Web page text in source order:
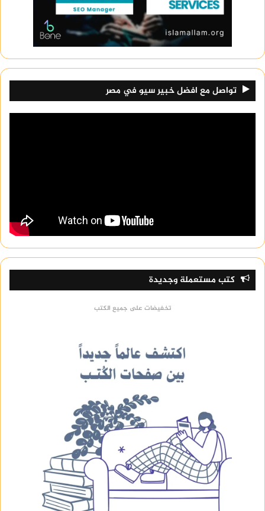
تواصل مع افضل خبير سيو في مصر
كتب مستعملة وجديدة
تخفيضات على جميع الكتب